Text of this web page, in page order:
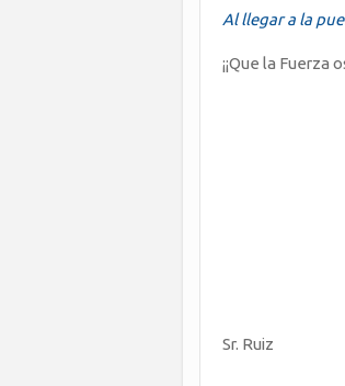
Al llegar a la
¡¡Que la Fuerza
Sr. Ruiz